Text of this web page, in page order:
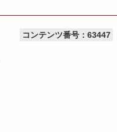
コンテンツ番号：63447